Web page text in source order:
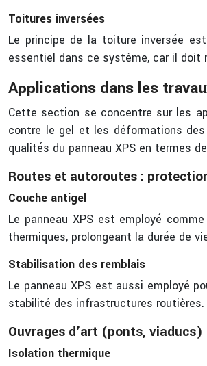
Toitures inversées
Le principe de la toiture inversée
essentiel dans ce système, car il doit
Applications dans les
Cette section se concentre sur les
contre le gel et les déformations
qualités du panneau XPS en termes
Routes et autoroutes :
Couche antigel
Le panneau XPS est employé
thermiques, prolongeant la durée de
Stabilisation des remblais
Le panneau XPS est aussi employé
stabilité des infrastructures routières.
Ouvrages d’art (ponts,
Isolation thermique